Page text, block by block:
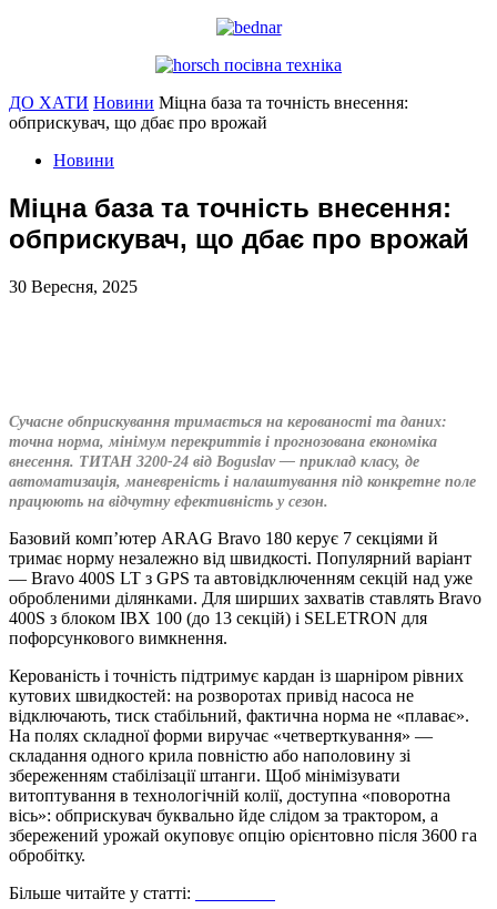
ДО ХАТИ Новини Міцна база та точність внесення:
обприскувач, що дбає про врожай
Новини
Міцна база та точність внесення:
обприскувач, що дбає про врожай
30 Вересня, 2025
Сучасне обприскування тримається на керованості та даних:
точна норма, мінімум перекриттів і прогнозована економіка
внесення. ТИТАН 3200-24 від Boguslav — приклад класу, де
автоматизація, маневреність і налаштування під конкретне поле
працюють на відчутну ефективність у сезон.
Базовий комп’ютер ARAG Bravo 180 керує 7 секціями й
тримає норму незалежно від швидкості. Популярний варіант
— Bravo 400S LT з GPS та автовідключенням секцій над уже
обробленими ділянками. Для ширших захватів ставлять Bravo
400S з блоком IBX 100 (до 13 секцій) і SELETRON для
пофорсункового вимкнення.
Керованість і точність підтримує кардан із шарніром рівних
кутових швидкостей: на розворотах привід насоса не
відключають, тиск стабільний, фактична норма не «плаває».
На полях складної форми виручає «четверткування» —
складання одного крила повністю або наполовину зі
збереженням стабілізації штанги. Щоб мінімізувати
витоптування в технологічній колії, доступна «поворотна
вісь»: обприскувач буквально йде слідом за трактором, а
збережений урожай окуповує опцію орієнтовно після 3600 га
обробітку.
Більше читайте у статті: